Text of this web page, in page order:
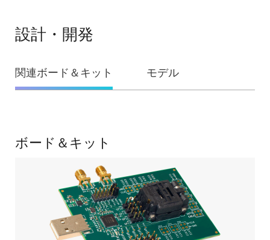
設計・開発
設
計・
関連ボード＆キット モデル
関
ボード＆キット